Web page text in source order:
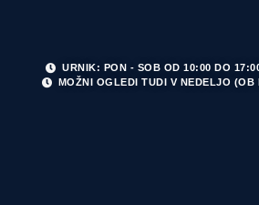
URNIK: PON - SOB OD 10:00 DO
MOŽNI OGLEDI TUDI V NEDELJO (OB